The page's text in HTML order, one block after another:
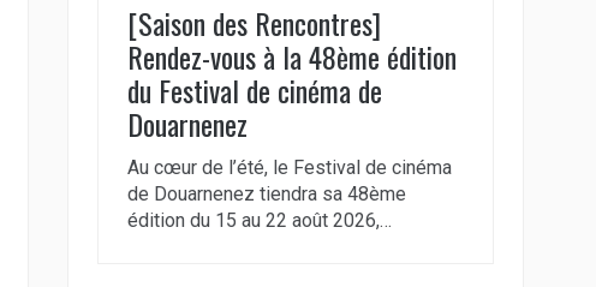
[Saison des Rencontres]
Rendez-vous à la 48ème édition
du Festival de cinéma de
Douarnenez
Au cœur de l’été, le Festival de cinéma
de Douarnenez tiendra sa 48ème
édition du 15 au 22 août 2026,…